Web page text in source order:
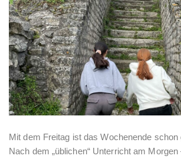
Mit dem Freitag ist das Wochenende schon
Nach dem „üblichen“ Unterricht am Morgen